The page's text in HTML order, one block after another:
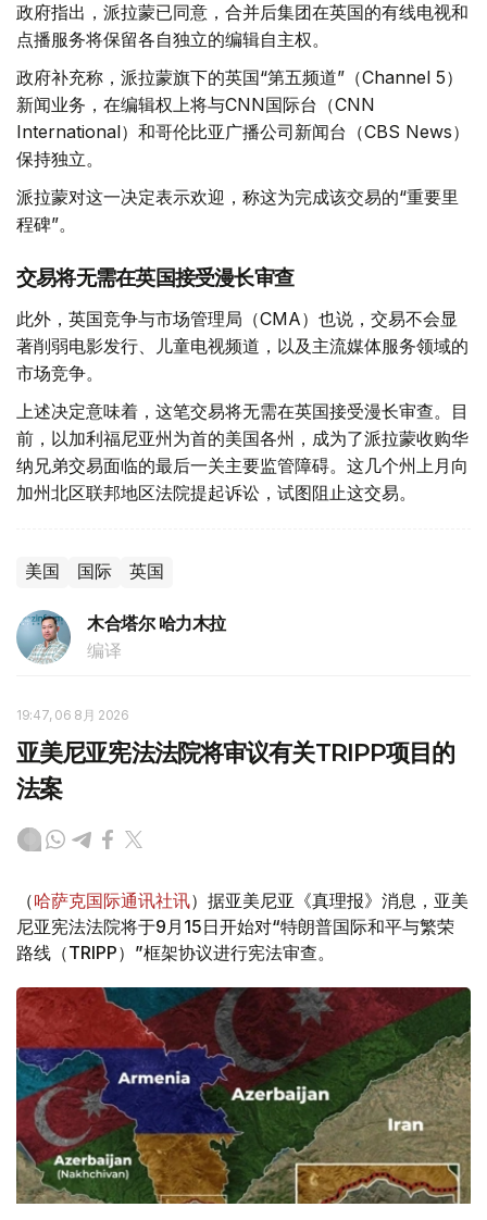
政府指出，派拉蒙已同意，合并后集团在英国的有线电视和
点播服务将保留各自独立的编辑自主权。
政府补充称，派拉蒙旗下的英国“第五频道”（Channel 5）
新闻业务，在编辑权上将与CNN国际台（CNN
International）和哥伦比亚广播公司新闻台（CBS News）
保持独立。
派拉蒙对这一决定表示欢迎，称这为完成该交易的“重要里
程碑”。
交易将无需在英国接受漫长审查
此外，英国竞争与市场管理局（CMA）也说，交易不会显
著削弱电影发行、儿童电视频道，以及主流媒体服务领域的
市场竞争。
上述决定意味着，这笔交易将无需在英国接受漫长审查。目
前，以加利福尼亚州为首的美国各州，成为了派拉蒙收购华
纳兄弟交易面临的最后一关主要监管障碍。这几个州上月向
加州北区联邦地区法院提起诉讼，试图阻止这交易。
美国 国际 英国
木合塔尔 哈力木拉
编译
19:47, 06 8月 2026
亚美尼亚宪法法院将审议有关TRIPP项目的
法案
（哈萨克国际通讯社讯）据亚美尼亚《真理报》消息，亚美
尼亚宪法法院将于9月15日开始对“特朗普国际和平与繁荣
路线（TRIPP）”框架协议进行宪法审查。